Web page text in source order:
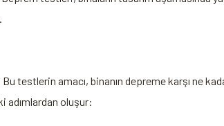
testlerin amacı, binanın depreme karşı ne
adımlardan oluşur: